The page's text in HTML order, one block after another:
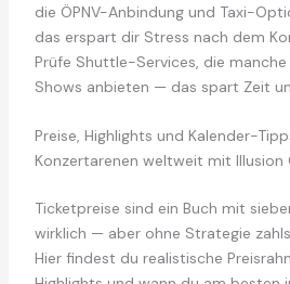
die ÖPNV-Anbindung und Taxi-
das erspart dir Stress nach dem
Prüfe Shuttle-Services, die
Shows anbieten — das spart Zeit
Preise, Highlights und Kalender-
Konzertarenen weltweit mit Illusion
Ticketpreise sind ein Buch mit
wirklich — aber ohne Strategie
Hier findest du realistische